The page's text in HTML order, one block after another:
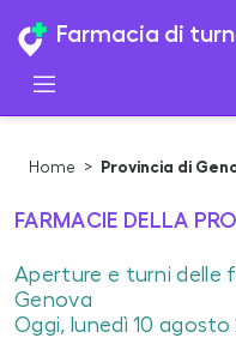
Farmacia di
Home > Provincia di
FARMACIE DELLA
Aperture e turni delle
Genova
Oggi, lunedì 10 agosto